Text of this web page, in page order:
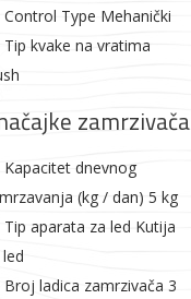
Control Type Mehanički
Tip kvake na vratima
zamrzivača
Kapacitet dnevnog
(kg / dan) 5 kg
Tip aparata za led Kutija
Broj ladica zamrzivača 3